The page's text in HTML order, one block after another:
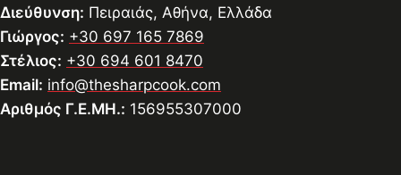
Διεύθυνση: Πειραιάς, Αθήνα, Ελλάδα
Γιώργος: +30 697 165 7869
Στέλιος: +30 694 601 8470
Email: info@thesharpcook.com
Αριθμός Γ.Ε.ΜΗ.: 156955307000